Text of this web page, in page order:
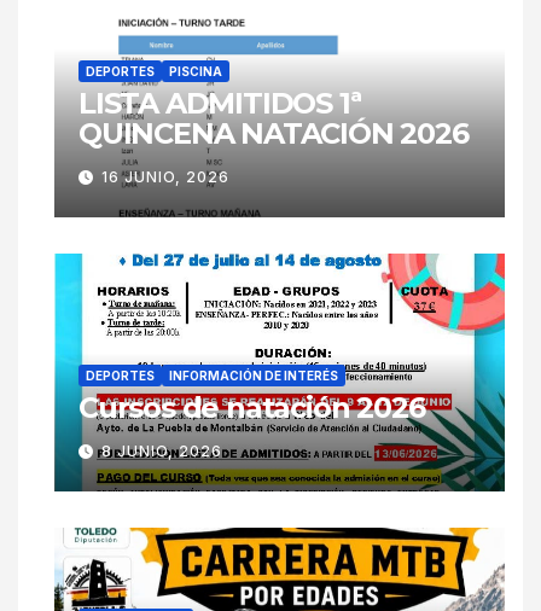
DEPORTES PISCINA
LISTA ADMITIDOS 1ª
QUINCENA NATACIÓN 2026
16 JUNIO, 2026
DEPORTES INFORMACIÓN DE INTERÉS
Cursos de natación 2026
8 JUNIO, 2026